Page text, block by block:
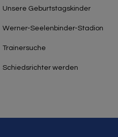
Unsere Geburtstagskinder
Werner-Seelenbinder-Stadion
Trainersuche
Schiedsrichter werden